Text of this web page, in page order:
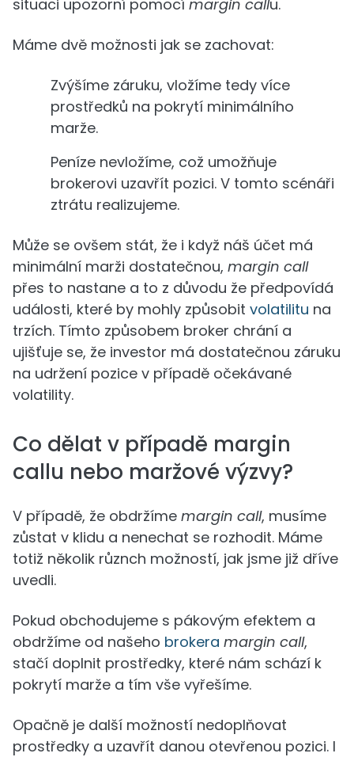
situaci upozorní pomocí margin callu.
Máme dvě možnosti jak se zachovat:
Zvýšíme záruku, vložíme tedy více
prostředků na pokrytí minimálního
marže.
Peníze nevložíme, což umožňuje
brokerovi uzavřít pozici. V tomto scénáři
ztrátu realizujeme.
Může se ovšem stát, že i když náš účet má
minimální marži dostatečnou, margin call
přes to nastane a to z důvodu že předpovídá
události, které by mohly způsobit volatilitu na
trzích. Tímto způsobem broker chrání a
ujišťuje se, že investor má dostatečnou záruku
na udržení pozice v případě očekávané
volatility.
Co dělat v případě margin
callu nebo maržové výzvy?
V případě, že obdržíme margin call, musíme
zůstat v klidu a nenechat se rozhodit. Máme
totiž několik různch možností, jak jsme již dříve
uvedli.
Pokud obchodujeme s pákovým efektem a
obdržíme od našeho brokera margin call,
stačí doplnit prostředky, které nám schází k
pokrytí marže a tím vše vyřešíme.
Opačně je další možností nedoplňovat
prostředky a uzavřít danou otevřenou pozici. I